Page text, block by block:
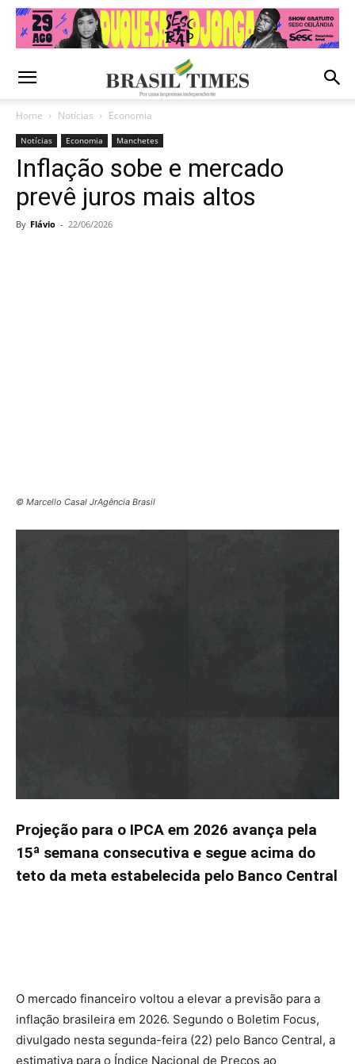
Home Notícias Economia
Notícias Economia Manchetes
Inflação sobe e mercado
prevê juros mais altos
By Flávio - 22/06/2026
© Marcello Casal JrAgência Brasil
Projeção para o IPCA em 2026 avança pela
15ª semana consecutiva e segue acima do
teto da meta estabelecida pelo Banco Central
O mercado financeiro voltou a elevar a previsão para a
inflação brasileira em 2026. Segundo o Boletim Focus,
divulgado nesta segunda-feira (22) pelo Banco Central, a
estimativa para o Índice Nacional de Preços ao